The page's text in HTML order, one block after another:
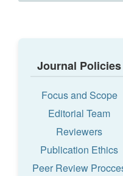
Journal Policies
Focus and Scope
Editorial Team
Reviewers
Publication Ethics
Peer Review